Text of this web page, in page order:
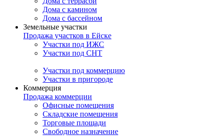
Дома с камином
Дома с бассейном
Земельные участки
Продажа участков в Ейске
Участки под ИЖС
Участки под СНТ
Участки под коммерцию
Участки в пригороде
Коммерция
Продажа коммерции
Офисные помещения
Складские помещения
Торговые площади
Свободное назначение